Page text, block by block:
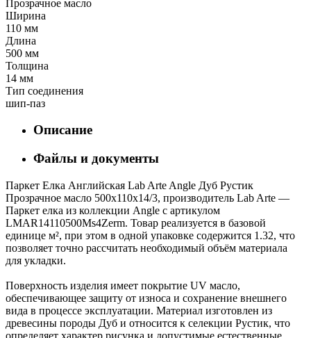
Прозрачное масло
Ширина
110 мм
Длина
500 мм
Толщина
14 мм
Тип соединения
шип-паз
Описание
Файлы и документы
Паркет Елка Английская Lab Arte Angle Дуб Рустик
Прозрачное масло 500х110х14/3, производитель Lab Arte —
Паркет елка из коллекции Angle с артикулом
LMAR14110500Ms4Zerm. Товар реализуется в базовой
единице м², при этом в одной упаковке содержится 1.32, что
позволяет точно рассчитать необходимый объём материала
для укладки.
Поверхность изделия имеет покрытие UV масло,
обеспечивающее защиту от износа и сохранение внешнего
вида в процессе эксплуатации. Материал изготовлен из
древесины породы Дуб и относится к селекции Рустик, что
определяет характер рисунка и допустимые естественные